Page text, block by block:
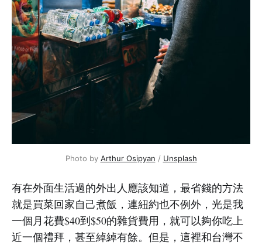
Photo by Arthur Osipyan / Unsplash
有在外面生活過的外出人應該知道，最省錢的方法
就是買菜回家自己煮飯，連紐約也不例外，光是我
一個月花費$40到$50的雜貨費用，就可以夠你吃上
近一個禮拜，甚至綽綽有餘。但是，這裡和台灣不